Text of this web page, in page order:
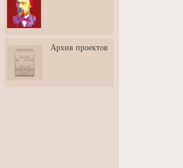
3: Обусловленности
человека и их влияние на
карьеру
скульптором Дмитрием
Тугариновым
АртБульвар в День города
Архив проектов